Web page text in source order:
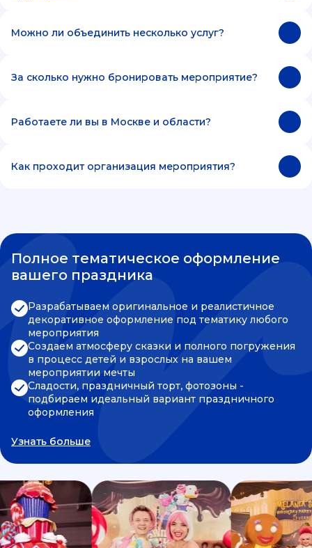
Можно ли объединить несколько услуг?
За сколько нужно бронировать мероприятие?
Работаете ли вы в Москве и области?
Как проходит организация мероприятия?
Полное тематическое оформление
вашего праздника
Разрабатываем оригинальное и реалистичное
декоративное оформление под тематику любого
мероприятия
Создаем атмосферу сказки и полного погружения
в процесс детей и взрослых на вашем
мероприятии мечты
Сладости, праздничный торт, фотозоны -
подбираем идеальный вариант праздничного
оформления
Узнать больше